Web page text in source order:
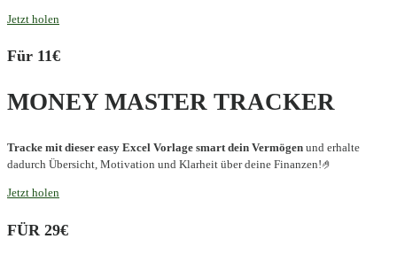
Jetzt holen
Für 11€
MONEY MASTER TRACKER
Tracke mit dieser easy Excel Vorlage smart dein Vermögen und erhalte
dadurch Übersicht, Motivation und Klarheit über deine Finanzen!🤌
Jetzt holen
FÜR 29€